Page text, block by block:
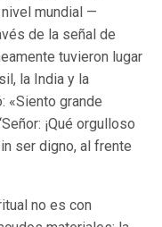
mundial —
de la señal de
tuvieron lugar
la India y la
«Siento grande
¡Qué orgulloso
ser digno, al frente
no es con